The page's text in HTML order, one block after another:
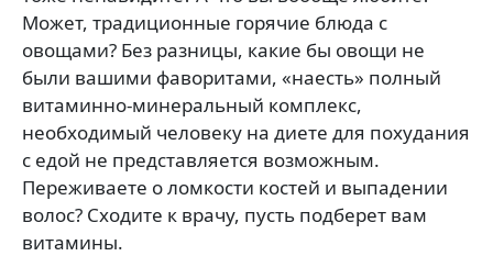
Может, традиционные горячие блюда с
овощами? Без разницы, какие бы овощи не
были вашими фаворитами, «наесть» полный
витаминно-минеральный комплекс,
необходимый человеку на диете для похудания
с едой не представляется возможным.
Переживаете о ломкости костей и выпадении
волос? Сходите к врачу, пусть подберет вам
витамины.